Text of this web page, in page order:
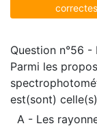
correctes
Question n°56 -
Parmi les
est(sont)
A - Les